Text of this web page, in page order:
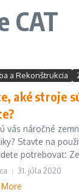
CAT
a Rekonštrukcia
aké stroje
vás náročné
Stavte na
potrebovať.
31. júla 2020